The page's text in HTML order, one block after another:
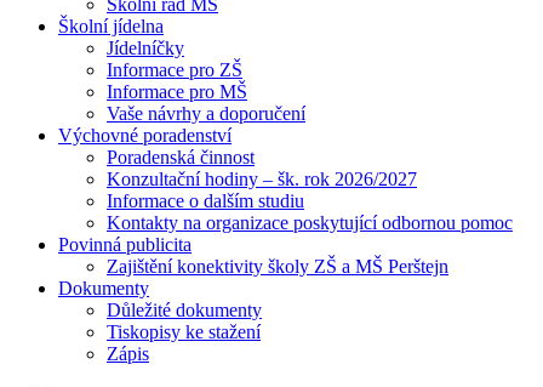
Školní řád MŠ
Školní jídelna
Jídelníčky
Informace pro ZŠ
Informace pro MŠ
Vaše návrhy a doporučení
Výchovné poradenství
Poradenská činnost
Konzultační hodiny – šk. rok 2026/2027
Informace o dalším studiu
Kontakty na organizace poskytující odbornou pomoc
Povinná publicita
Zajištění konektivity školy ZŠ a MŠ Perštejn
Dokumenty
Důležité dokumenty
Tiskopisy ke stažení
Zápis